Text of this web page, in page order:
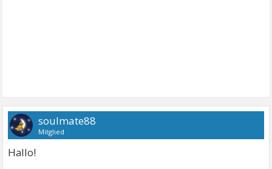
soulmate88
Mitglied
Hallo!